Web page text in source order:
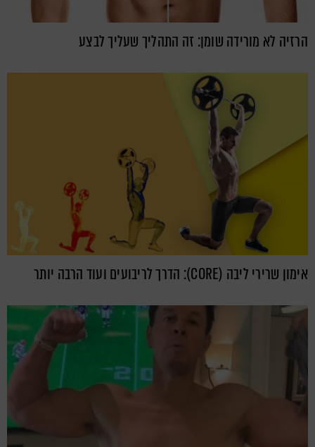
הרזיה לא מורידה שומן: זה התהליך שעליך לבצע
אימון שרירי ליבה (CORE): הדרך לריבועים ועוד הרבה יותר